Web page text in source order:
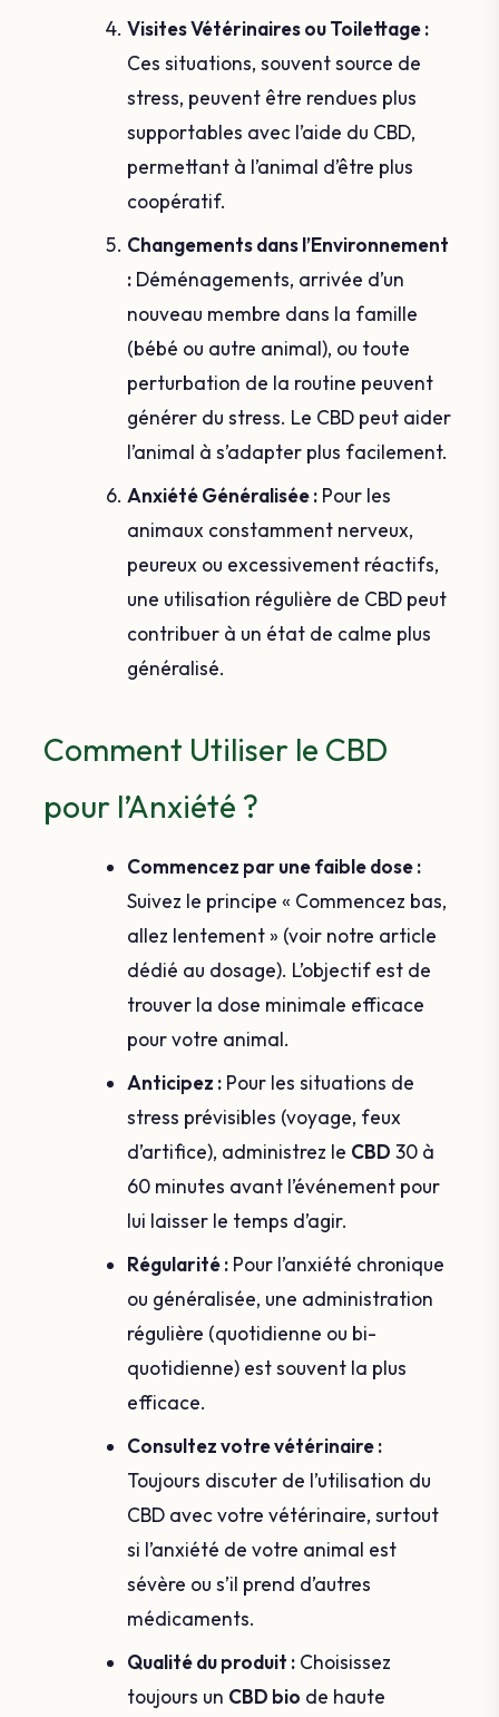
Visites Vétérinaires ou Toilettage :
Ces situations, souvent source de
stress, peuvent être rendues plus
supportables avec l’aide du CBD,
permettant à l’animal d’être plus
coopératif.
Changements dans l’Environnement
: Déménagements, arrivée d’un
nouveau membre dans la famille
(bébé ou autre animal), ou toute
perturbation de la routine peuvent
générer du stress. Le CBD peut aider
l’animal à s’adapter plus facilement.
Anxiété Généralisée : Pour les
animaux constamment nerveux,
peureux ou excessivement réactifs,
une utilisation régulière de CBD peut
contribuer à un état de calme plus
généralisé.
Comment Utiliser le CBD
pour l’Anxiété ?
Commencez par une faible dose :
Suivez le principe « Commencez bas,
allez lentement » (voir notre article
dédié au dosage). L’objectif est de
trouver la dose minimale efficace
pour votre animal.
Anticipez : Pour les situations de
stress prévisibles (voyage, feux
d’artifice), administrez le CBD 30 à
60 minutes avant l’événement pour
lui laisser le temps d’agir.
Régularité : Pour l’anxiété chronique
ou généralisée, une administration
régulière (quotidienne ou bi-
quotidienne) est souvent la plus
efficace.
Consultez votre vétérinaire :
Toujours discuter de l’utilisation du
CBD avec votre vétérinaire, surtout
si l’anxiété de votre animal est
sévère ou s’il prend d’autres
médicaments.
Qualité du produit : Choisissez
toujours un CBD bio de haute